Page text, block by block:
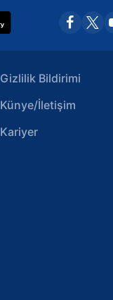
Gizlilik Bildirimi
Künye/İletişim
Kariyer